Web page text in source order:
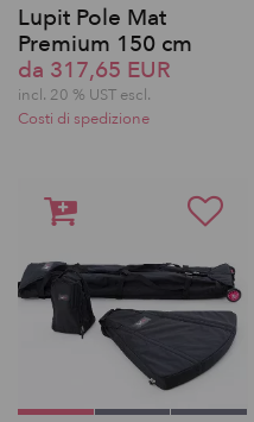
Lupit Pole Mat
Premium 150 cm
da 317,65 EUR
incl. 20 % UST escl.
Costi di spedizione